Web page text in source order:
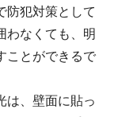
防犯対策として
わなくても、明
ことができるで
は、壁面に貼っ